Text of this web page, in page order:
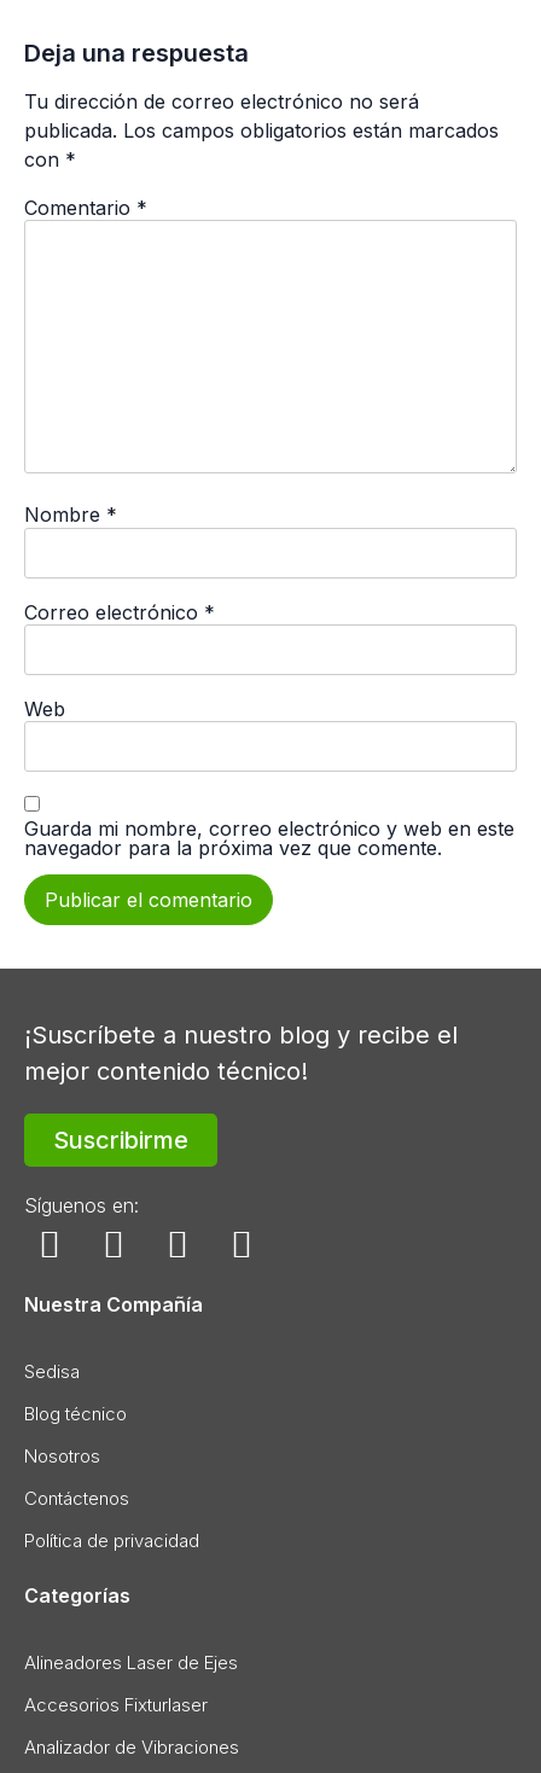
Deja una respuesta
Tu dirección de correo electrónico no será
publicada. Los campos obligatorios están marcados
con *
Comentario *
Nombre *
Correo electrónico *
Web
Guarda mi nombre, correo electrónico y web en este
navegador para la próxima vez que comente.
¡Suscríbete a nuestro blog y recibe el
mejor contenido técnico!
Suscribirme
Síguenos en:
Nuestra Compañía
Sedisa
Blog técnico
Nosotros
Contáctenos
Política de privacidad
Categorías
Alineadores Laser de Ejes
Accesorios Fixturlaser
Analizador de Vibraciones